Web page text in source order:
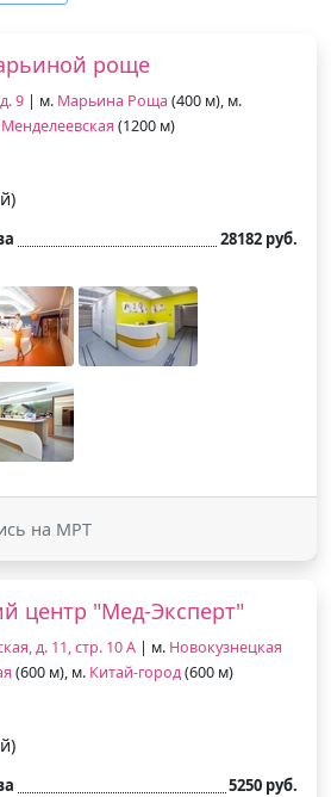
роще
9 | м. Марьина Роща (400 м), м.
Менделеевская (1200 м)
28182 руб.
на МРТ
центр "Мед-Эксперт"
д. 11, стр. 10 А | м. Новокузнецкая
(600 м), м. Китай-город(600 м)
5250 руб.